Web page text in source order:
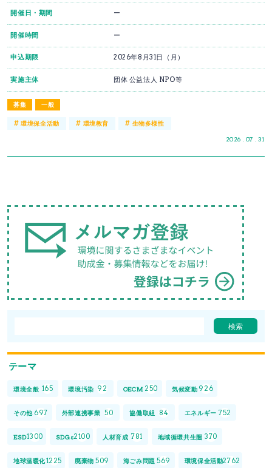
募集 一般
2026 . 07 . 31
開催日・期間 ー
開催時間 ー
申込期限 2026年8月31日（月）
実施主体 団体 公益法人 NPO等
#環境保全活動 # 環境教育 # 生物多様性
テーマ
環境全般 165 環境汚染 92 OECM 250 気候変動 926
その他 697 外部連携事業 50 協働取組 84 エネルギー 752
ESD1300 SDGs2100 人材育成 781 地域循環共生圏 370
地球温暖化1225 廃棄物 509 海ごみ問題 569 環境保全活動2762